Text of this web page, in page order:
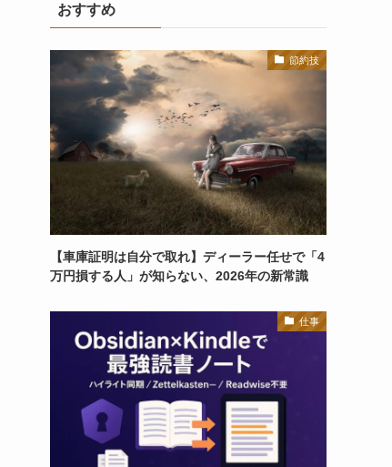
おすすめ
節約技
【車庫証明は自分で取れ】ディーラー任せで「4
万円損する人」が知らない、2026年の新常識
仕事